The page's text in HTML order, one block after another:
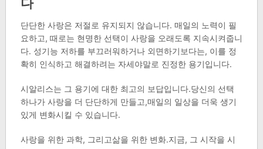
단단한 사랑은 저절로 유지되지 않습니다. 매일의 노력이 필
요하고, 때로는 현명한 선택이 사랑을 오래도록 지속시켜줍니
다. 성기능 저하를 부끄러워하거나 외면하기보다는, 이를 정
확히 인식하고 해결하려는 자세야말로 진정한 용기입니다.
시알리스는 그 용기에 대한 최고의 보답입니다.당신의 선택
하나가 사랑을 더 단단하게 만들고,매일의 일상을 더욱 생기
있게 변화시킬 수 있습니다.
사랑을 위한 과학, 그리고삶을 위한 변화.지금, 그 시작을 시